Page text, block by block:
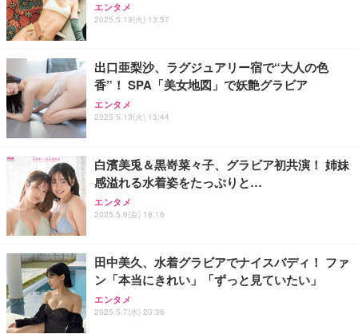
エンタメ
2025.5.13(火) 13:57
出口亜梨沙、ラグジュアリー宿で“大人の色
香”！ SPA「美女地図」で妖艶グラビア
エンタメ
2025.5.13(火) 13:44
白濱美兎＆黒嵜菜々子、グラビア初共演！ 姉妹
感溢れる水着姿をたっぷりと…
エンタメ
2025.5.9(金) 18:16
田中美久、水着グラビアでナイスバディ！ ファ
ン「本当にきれい」「ずっと見ていたい」
エンタメ
2025.5.7(水) 20:36